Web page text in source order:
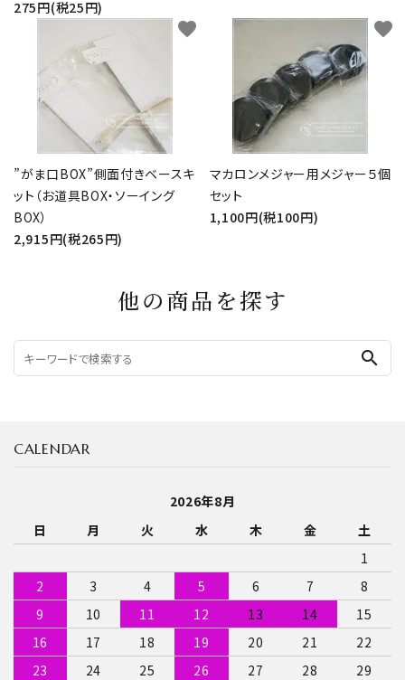
275円(税25円)
”がま口BOX”側面付きベースキ
ット（お道具BOX・ソーイング
BOX）
2,915円(税265円)
favorite
マカロンメジャー用メジャー５個
セット
1,100円(税100円)
favorite
他の商品を探す
search
CALENDAR
2026年8月
日
月 火 水 木 金
土
1
2
3 4 5 6 7
8
9
10 11 12 13 14
15
16
17 18 19 20 21
22
23
24 25 26 27 28
29